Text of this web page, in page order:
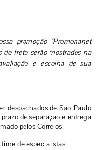
promoção "Promonanet
de frete serão mostrados na
e escolha de sua
despachados de São Paulo
de separação e entrega
pelos Correios.
de especialistas